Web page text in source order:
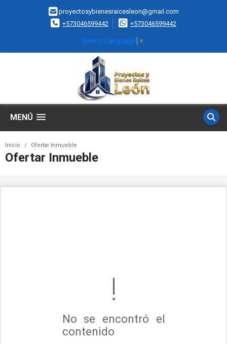
proyectosybienesraicesleon@gmail.com
+573046599442
+573046599442
Select Language ▼
MENÚ
Inicio Ofertar Inmueble
Ofertar Inmueble
No se encontró el
contenido